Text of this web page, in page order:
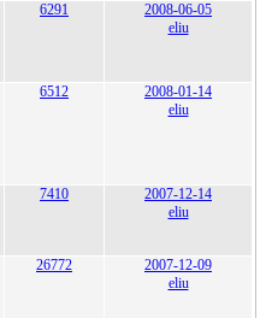
6291
2008-06-05
eliu
6512
2008-01-14
eliu
7410
2007-12-14
eliu
26772
2007-12-09
eliu